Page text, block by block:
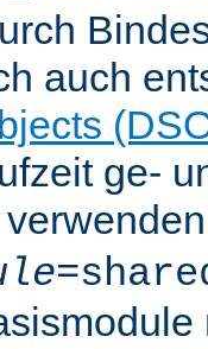
auch
ge-